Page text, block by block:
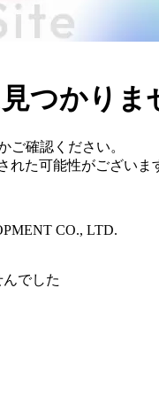
つかりま
ご確認ください。
れた可能性がございま
CO., LTD.
でした